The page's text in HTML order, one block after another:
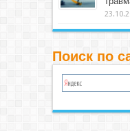
Поиск по